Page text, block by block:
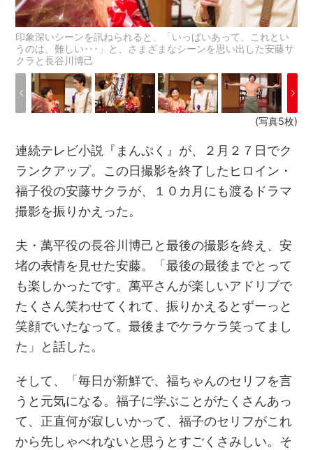
印象深いシーンを訊ねられると、「いっぱいあって、これとい
うのは、難しい･･･」と、さまざまなシーンを思い出した安藤サ
クラと長谷川博己
(写真5枚)
連続テレビ小説『まんぷく』が、２月２７日でク
ランクアップ。この日撮影を終了したヒロイン・
福子役の安藤サクラが、１０カ月にも渡るドラマ
撮影を振りかえった。
夫・萬平役の長谷川博己と最後の撮影を終え、安
堵の表情を見せた安藤。「最後の最後までとって
も楽しかったです。萬平さんが楽しいアドリブで
たくさん笑わせてくれて、振りかえるとずーっと
笑顔でいたなって。最後までケラケラ笑ってまし
た」と話した。
そして、「毎日が新鮮で、福ちゃんのセリフを言
うと元気になる。福子に学ぶことがたくさんあっ
て、正直何が寂しいかって、福子のセリフがこれ
から先しゃべれないと思うとすごくさみしい。そ